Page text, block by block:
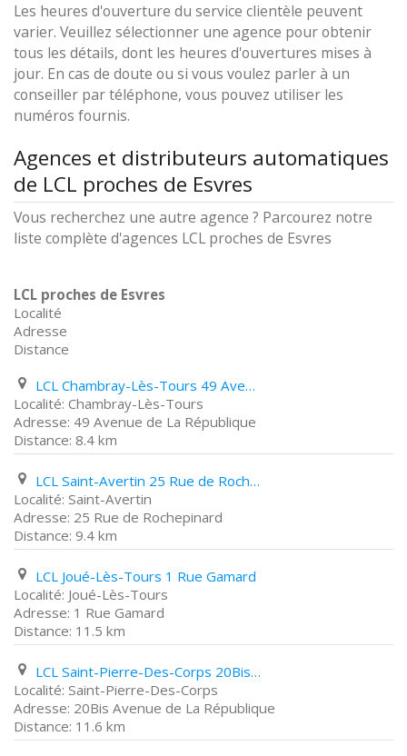
Les heures d'ouverture du service clientèle peuvent
varier. Veuillez sélectionner une agence pour obtenir
tous les détails, dont les heures d'ouvertures mises à
jour. En cas de doute ou si vous voulez parler à un
conseiller par téléphone, vous pouvez utiliser les
numéros fournis.
Agences et distributeurs automatiques
de LCL proches de Esvres
Vous recherchez une autre agence ? Parcourez notre
liste complète d'agences LCL proches de Esvres
LCL proches de Esvres
Localité
Adresse
Distance
LCL Chambray-Lès-Tours 49 Avenue de La République
Chambray-Lès-Tours
49 Avenue de La République
8.4 km
LCL Saint-Avertin 25 Rue de Rochepinard
Saint-Avertin
25 Rue de Rochepinard
9.4 km
LCL Joué-Lès-Tours 1 Rue Gamard
Joué-Lès-Tours
1 Rue Gamard
11.5 km
LCL Saint-Pierre-Des-Corps 20Bis Avenue de La République
Saint-Pierre-Des-Corps
20Bis Avenue de La République
11.6 km